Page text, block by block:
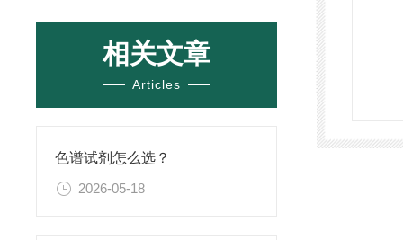
相关文章
Articles
色谱试剂怎么选？
2026-05-18